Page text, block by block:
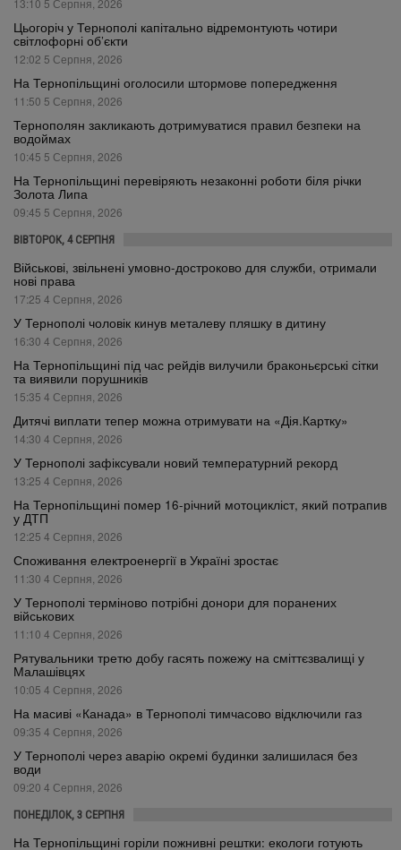
13:10 5 Серпня, 2026
Цьогоріч у Тернополі капітально відремонтують чотири
світлофорні об’єкти
12:02 5 Серпня, 2026
На Тернопільщині оголосили штормове попередження
11:50 5 Серпня, 2026
Тернополян закликають дотримуватися правил безпеки на
водоймах
10:45 5 Серпня, 2026
На Тернопільщині перевіряють незаконні роботи біля річки
Золота Липа
09:45 5 Серпня, 2026
ВІВТОРОК, 4 СЕРПНЯ
Військові, звільнені умовно-достроково для служби, отримали
нові права
17:25 4 Серпня, 2026
У Тернополі чоловік кинув металеву пляшку в дитину
16:30 4 Серпня, 2026
На Тернопільщині під час рейдів вилучили браконьєрські сітки
та виявили порушників
15:35 4 Серпня, 2026
Дитячі виплати тепер можна отримувати на «Дія.Картку»
14:30 4 Серпня, 2026
У Тернополі зафіксували новий температурний рекорд
13:25 4 Серпня, 2026
На Тернопільщині помер 16-річний мотоцикліст, який потрапив
у ДТП
12:25 4 Серпня, 2026
Споживання електроенергії в Україні зростає
11:30 4 Серпня, 2026
У Тернополі терміново потрібні донори для поранених
військових
11:10 4 Серпня, 2026
Рятувальники третю добу гасять пожежу на сміттєзвалищі у
Малашівцях
10:05 4 Серпня, 2026
На масиві «Канада» в Тернополі тимчасово відключили газ
09:35 4 Серпня, 2026
У Тернополі через аварію окремі будинки залишилася без
води
09:20 4 Серпня, 2026
ПОНЕДІЛОК, 3 СЕРПНЯ
На Тернопільщині горіли пожнивні рештки: екологи готують